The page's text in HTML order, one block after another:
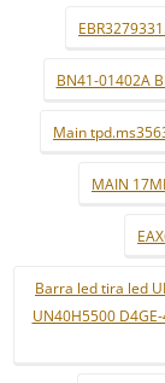
BN41-01402A
Main
MAIN
Barra led tira led
UN40H5500